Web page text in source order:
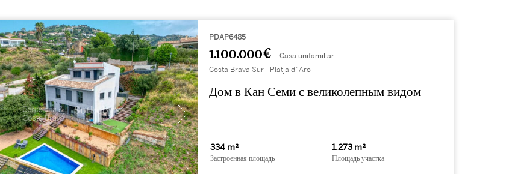
PDAP6485
1.100.000 € Casa unifamiliar
Costa Brava Sur - Platja d´Aro
Дом в Кан Семи с великолепным видом
334 m²
Застроенная площадь
1.273 m²
Площадь участка